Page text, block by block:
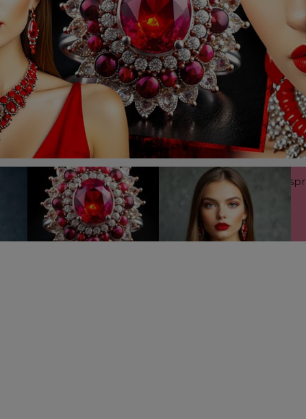
cristalul care te atrage și descoperă ce reflectă aura ta